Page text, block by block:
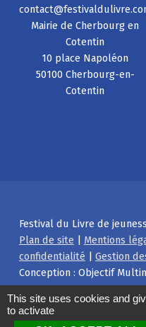
Mairie de Cherbourg en
Cotentin
10 place Napoléon
50100 Cherbourg-en-
Cotentin
Festival du Livre de
Plan de site | Mentions
confidentialité | Gestion
Conception : Objectif
Facebook
Instagram
Back to top ↑
This site uses cookies and
to activate